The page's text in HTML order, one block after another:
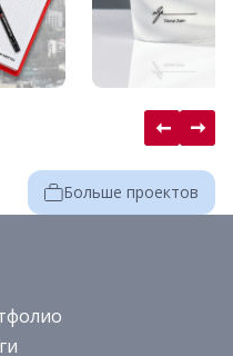
Больше проектов